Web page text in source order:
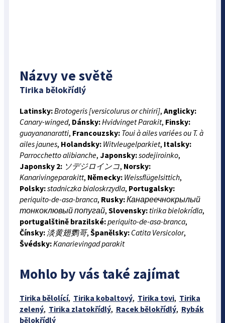
Názvy ve světě
Tirika bělokřídlý
Latinsky:Brotogeris [versicolurus or chiriri], Anglicky:
Canary-winged, Dánsky:Hvidvinget Parakit, Finsky:
guayananaratti, Francouzsky: Toui à ailes variées ou T. à
ailes jaunes, Holandsky: Witvleugelparkiet, Italsky:
Parrocchetto alibianche, Japonsky:sodejiroinko,
Japonsky 2: ソデジロインコ, Norsky:
Kanarivingeparakitt, Německy: Weissflügelsittich,
Polsky:stadniczka bialoskrzydla, Portugalsky:
periquito-de-asa-branca, Rusky:Канареечнокрылый
тонкоклювый попугай, Slovensky: tirika bielokrídla,
portugalštině brazilské:periquito-de-asa-branca,
Čínsky: 淡黄翅鹦哥, Španělsky: Catita Versicolor,
Švédsky:Kanarievingad parakit
Mohlo by vás také zajímat
Tirika bělolící, Tirika kobaltový, Tirika tovi, Tirika
zelený, Tirika zlatokřídlý, Racek bělokřídlý, Rybák
bělokřídlý